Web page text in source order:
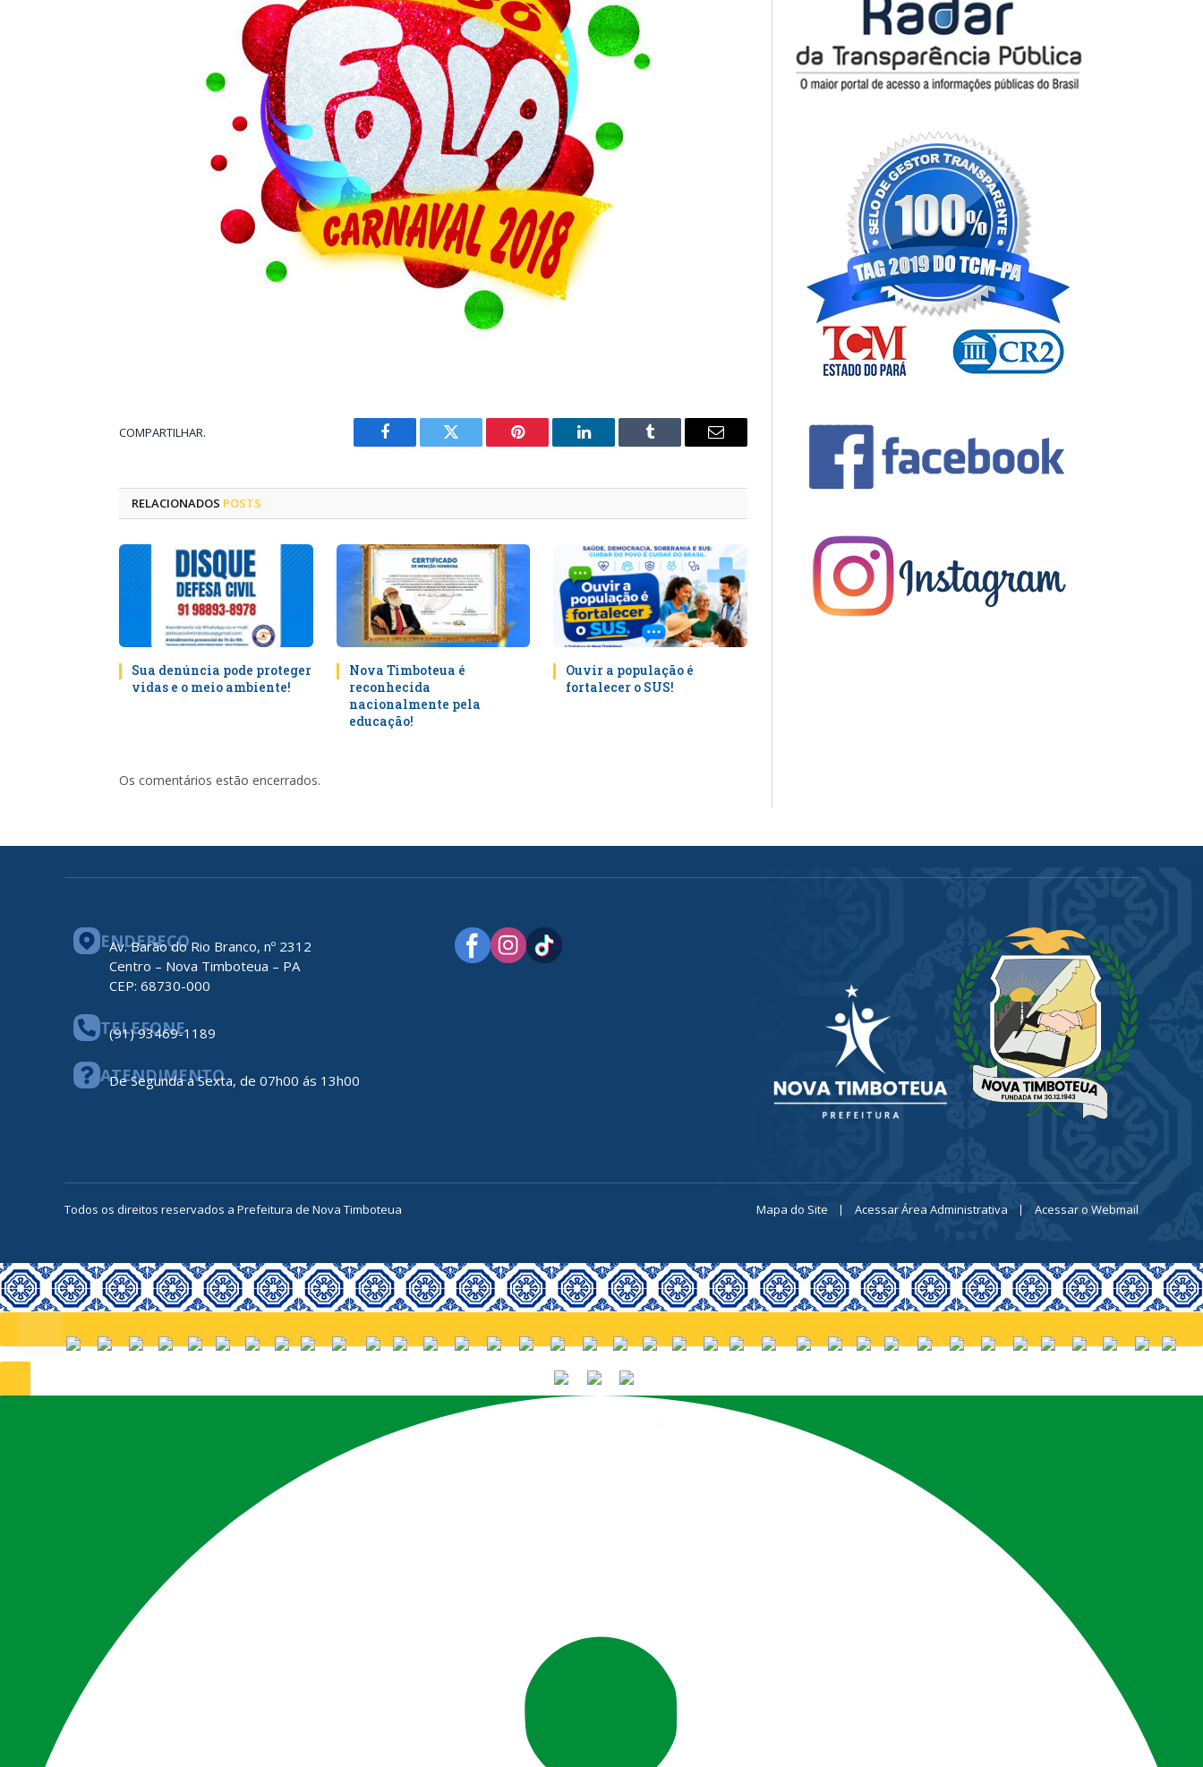
COMPARTILHAR.
Facebook Twitter Pinterest LinkedIn Tumblr
E-
RELACIONADOS POSTS
Sua denúncia pode proteger
vidas e o meio ambiente!
Nova Timboteua é
reconhecida
nacionalmente pela
educação!
Ouvir a população é
fortalecer o SUS!
Os comentários estão encerrados.
ENDEREÇO
Av. Barão do Rio Branco, nº 2312
Centro – Nova Timboteua – PA
CEP: 68730-000
TELEFONE
(91) 93469-1189
ATENDIMENTO
De Segunda a Sexta, de 07h00 ás 13h00
Todos os direitos reservados a Prefeitura de Nova Timboteua Mapa do Site Acessar Área Administrativa Acessar o Webmail